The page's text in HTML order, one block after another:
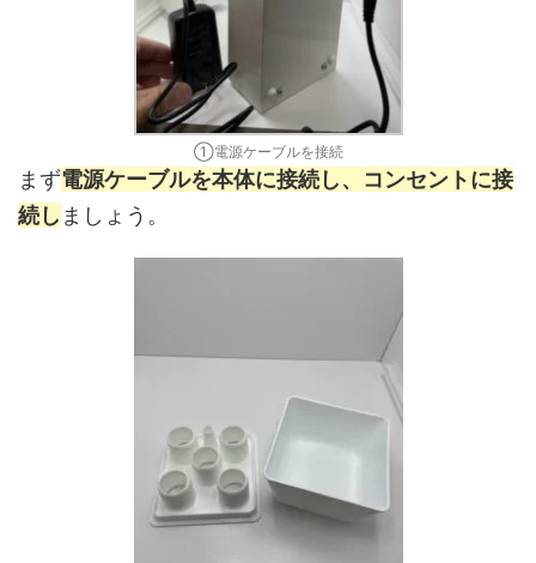
①電源ケーブルを接続
まず電源ケーブルを本体に接続し、コンセントに接
続し ましょう。